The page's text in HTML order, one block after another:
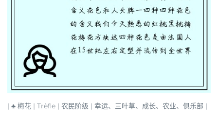
| ♣ 梅花 | Trèfle | 农民阶级 | 幸运、三叶草、成长、农业、俱乐部 |